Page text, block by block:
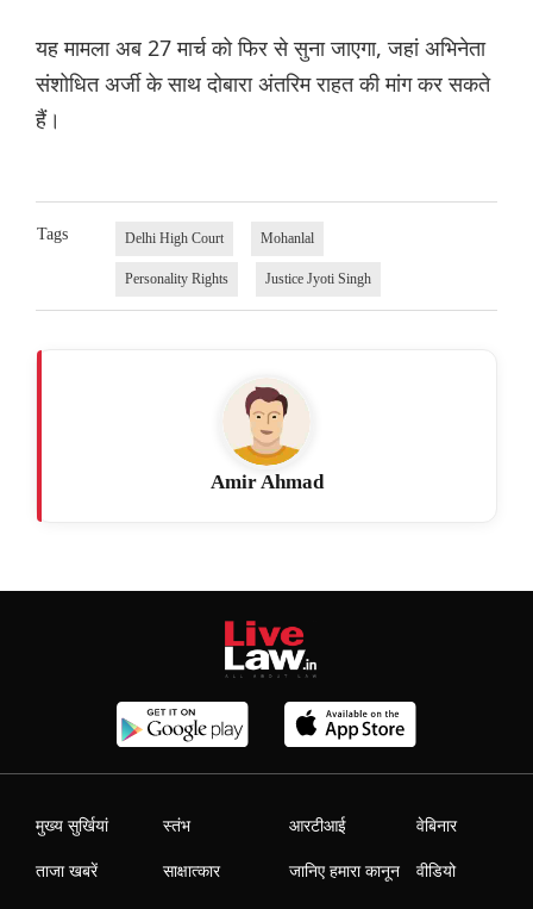
यह मामला अब 27 मार्च को फिर से सुना जाएगा, जहां अभिनेता
संशोधित अर्जी के साथ दोबारा अंतरिम राहत की मांग कर सकते
हैं।
Tags Delhi High Court Mohanlal
Personality Rights Justice Jyoti Singh
Amir Ahmad
मुख्य सुर्खियां
ताजा खबरें
स्तंभ
साक्षात्कार
आरटीआई
जानिए हमारा कानून
वेबिनार
वीडियो